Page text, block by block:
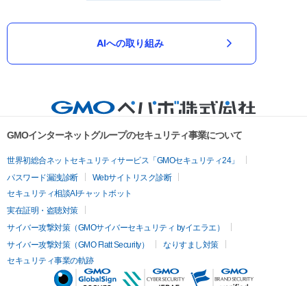
AIへの取り組み
GMOインターネットグループのセキュリティ事業について
世界初総合ネットセキュリティサービス「GMOセキュリティ24」
パスワード漏洩診断
Webサイトリスク診断
セキュリティ相談AIチャットボット
実在証明・盗聴対策
サイバー攻撃対策（GMOサイバーセキュリティ byイエラエ）
サイバー攻撃対策（GMO Flatt Security）
なりすまし対策
セキュリティ事業の軌跡